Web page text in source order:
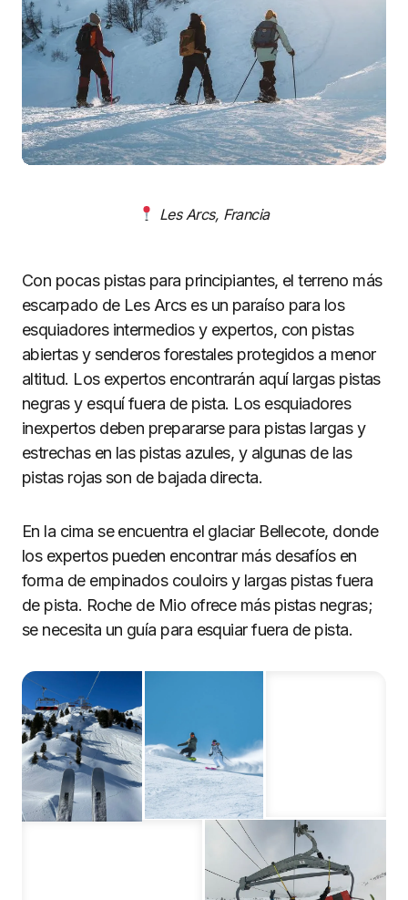
Les Arcs, Francia
Con pocas pistas para principiantes, el terreno más
escarpado de Les Arcs es un paraíso para los
esquiadores intermedios y expertos, con pistas
abiertas y senderos forestales protegidos a menor
altitud. Los expertos encontrarán aquí largas pistas
negras y esquí fuera de pista. Los esquiadores
inexpertos deben prepararse para pistas largas y
estrechas en las pistas azules, y algunas de las
pistas rojas son de bajada directa.
En la cima se encuentra el glaciar Bellecote, donde
los expertos pueden encontrar más desafíos en
forma de empinados couloirs y largas pistas fuera
de pista. Roche de Mio ofrece más pistas negras;
se necesita un guía para esquiar fuera de pista.